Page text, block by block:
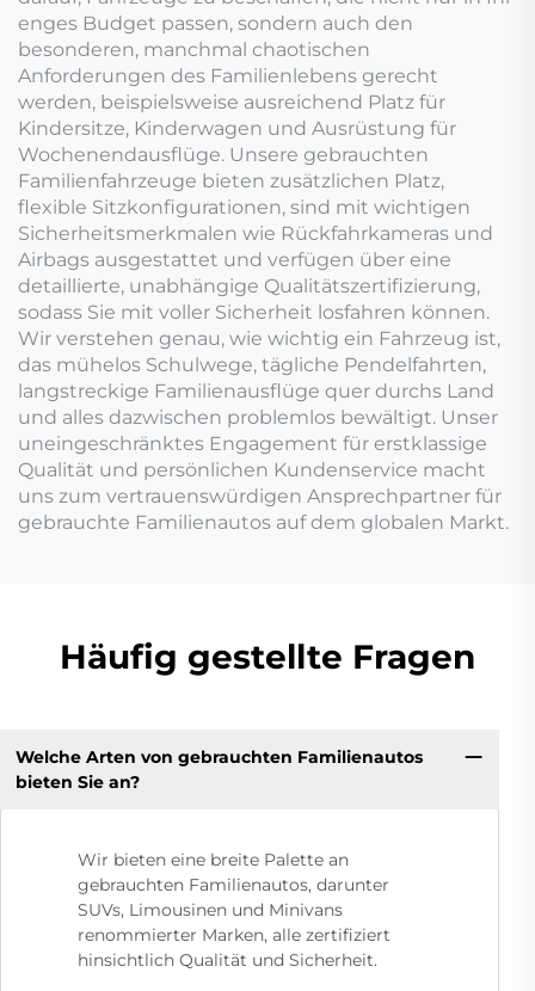
enges Budget passen, sondern auch den
besonderen, manchmal chaotischen
Anforderungen des Familienlebens gerecht
werden, beispielsweise ausreichend Platz für
Kindersitze, Kinderwagen und Ausrüstung für
Wochenendausflüge. Unsere gebrauchten
Familienfahrzeuge bieten zusätzlichen Platz,
flexible Sitzkonfigurationen, sind mit wichtigen
Sicherheitsmerkmalen wie Rückfahrkameras und
Airbags ausgestattet und verfügen über eine
detaillierte, unabhängige Qualitätszertifizierung,
sodass Sie mit voller Sicherheit losfahren können.
Wir verstehen genau, wie wichtig ein Fahrzeug ist,
das mühelos Schulwege, tägliche Pendelfahrten,
langstreckige Familienausflüge quer durchs Land
und alles dazwischen problemlos bewältigt. Unser
uneingeschränktes Engagement für erstklassige
Qualität und persönlichen Kundenservice macht
uns zum vertrauenswürdigen Ansprechpartner für
gebrauchte Familienautos auf dem globalen Markt.
Häufig gestellte Fragen
Welche Arten von gebrauchten Familienautos
bieten Sie an?
Wir bieten eine breite Palette an
gebrauchten Familienautos, darunter
SUVs, Limousinen und Minivans
renommierter Marken, alle zertifiziert
hinsichtlich Qualität und Sicherheit.